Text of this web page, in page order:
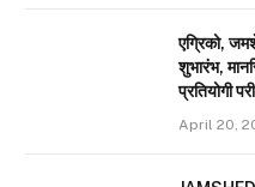
एग्रिको,
शुभारंभ,
प्रतियोगी
April 20,